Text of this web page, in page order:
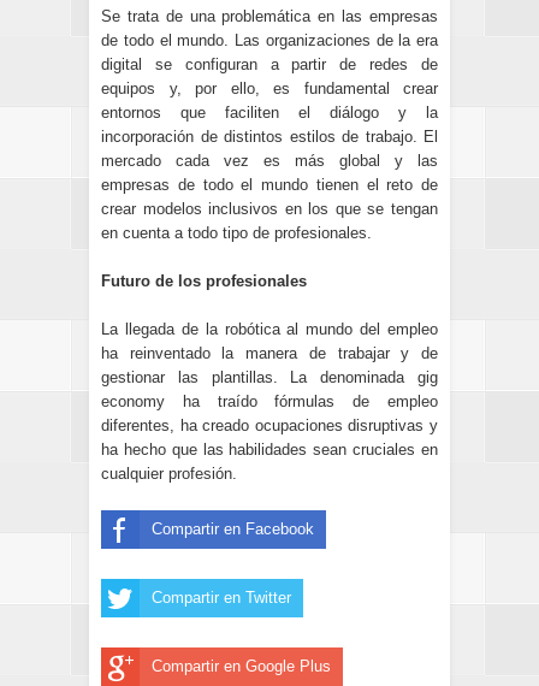
Se trata de una problemática en las empresas
de todo el mundo. Las organizaciones de la era
digital se configuran a partir de redes de
equipos y, por ello, es fundamental crear
entornos que faciliten el diálogo y la
incorporación de distintos estilos de trabajo. El
mercado cada vez es más global y las
empresas de todo el mundo tienen el reto de
crear modelos inclusivos en los que se tengan
en cuenta a todo tipo de profesionales.
Futuro de los profesionales
La llegada de la robótica al mundo del empleo
ha reinventado la manera de trabajar y de
gestionar las plantillas. La denominada gig
economy ha traído fórmulas de empleo
diferentes, ha creado ocupaciones disruptivas y
ha hecho que las habilidades sean cruciales en
cualquier profesión.
Compartir en Facebook
Compartir en Twitter
Compartir en Google Plus